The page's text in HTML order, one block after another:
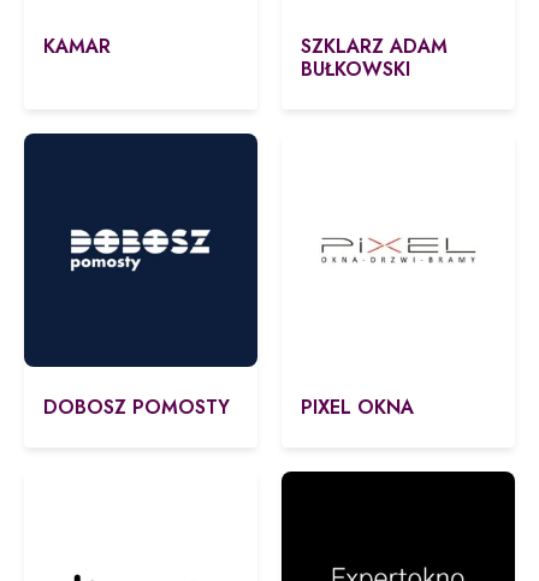
KAMAR
SZKLARZ ADAM
BUŁKOWSKI
DOBOSZ POMOSTY PIXEL OKNA